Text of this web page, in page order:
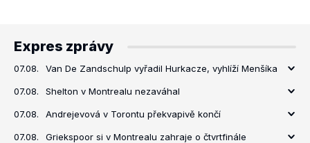
Expres zprávy
07.08. Van De Zandschulp vyřadil Hurkacze, vyhlíží Menšíka
07.08. Shelton v Montrealu nezaváhal
07.08. Andrejevová v Torontu překvapivě končí
07.08. Griekspoor si v Montrealu zahraje o čtvrtfinále